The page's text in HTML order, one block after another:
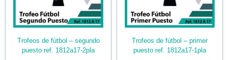
trofeos de fútbol – segundo
puesto ref. 1812a17-2pla
trofeos de fútbol – primer
puesto ref. 1812a17-1pla